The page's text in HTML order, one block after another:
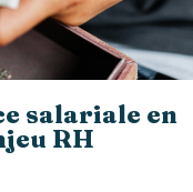
salariale en
RH